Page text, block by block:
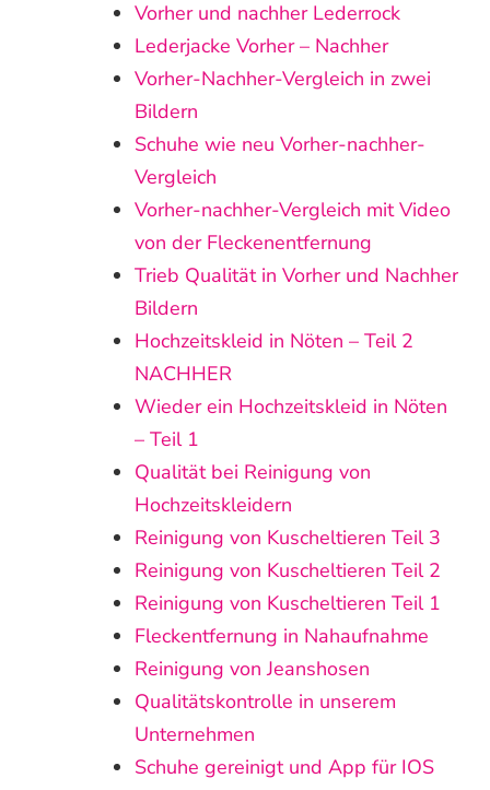
Vorher und nachher Lederrock
Lederjacke Vorher – Nachher
Vorher-Nachher-Vergleich in zwei
Bildern
Schuhe wie neu Vorher-nachher-
Vergleich
Vorher-nachher-Vergleich mit Video
von der Fleckenentfernung
Trieb Qualität in Vorher und Nachher
Bildern
Hochzeitskleid in Nöten – Teil 2
NACHHER
Wieder ein Hochzeitskleid in Nöten
– Teil 1
Qualität bei Reinigung von
Hochzeitskleidern
Reinigung von Kuscheltieren Teil 3
Reinigung von Kuscheltieren Teil 2
Reinigung von Kuscheltieren Teil 1
Fleckentfernung in Nahaufnahme
Reinigung von Jeanshosen
Qualitätskontrolle in unserem
Unternehmen
Schuhe gereinigt und App für IOS